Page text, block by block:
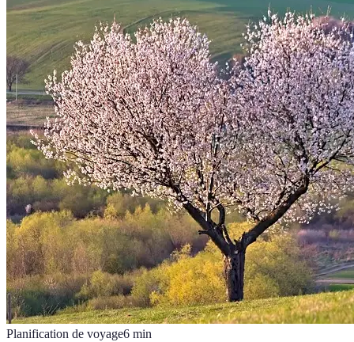
Planification de voyage6 min